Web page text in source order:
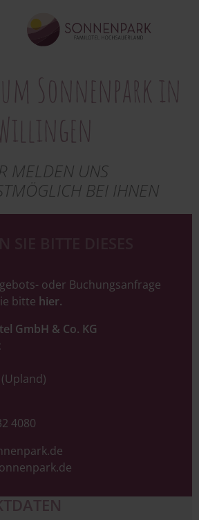
Inhalt
Sonnenpark in
MELDEN UNS
BEI IHNEN
oder Buchungsanfrage
bitte hier.
GmbH & Co. KG
4080